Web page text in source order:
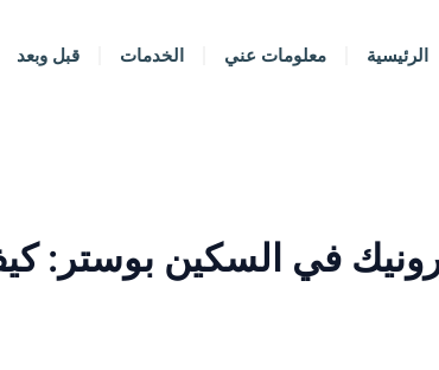
الرئيسية معلومات عني الخدمات قبل وبعد
في السكين بوستر: